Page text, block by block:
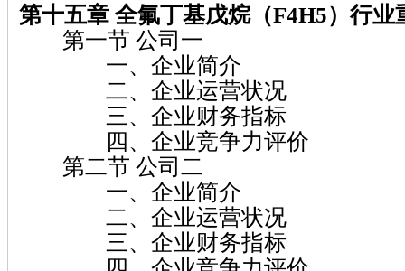
第十五章 全氟丁基戊烷（F4H5）行业
第一节 公司一
一、企业简介
二、企业运营状况
三、企业财务指标
四、企业竞争力评价
第二节 公司二
一、企业简介
二、企业运营状况
三、企业财务指标